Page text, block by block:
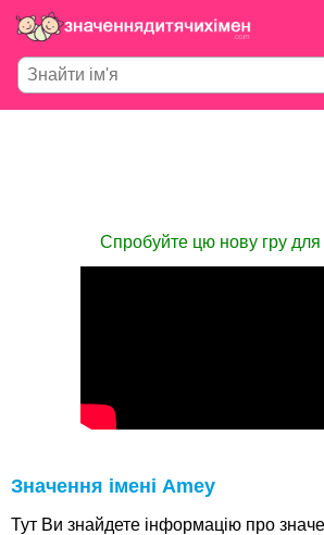
Спробуйте цю нову гру для
Значення імені Amey
Тут Ви знайдете інформацію про